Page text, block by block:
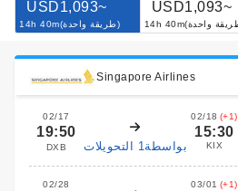
USD1,093~
14h 40m(طريقة واحدة)
USD1,093~
Singapore Airlines
02/17
19:50
DXB بواسطة1 التحويلات
02/18 (+1)
15:30
KIX
02/28 03/01 (+1)